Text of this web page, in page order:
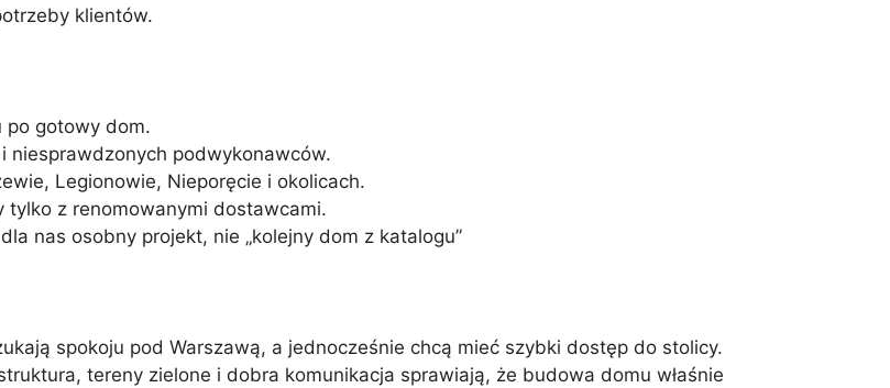
klientów.
po gotowy dom.
niesprawdzonych podwykonawców.
Legionowie, Nieporęcie i okolicach.
tylko z renomowanymi dostawcami.
nas osobny projekt, nie „kolejny dom z katalogu”
spokoju pod Warszawą, a jednocześnie chcą mieć szybki dostęp do stolicy.
tereny zielone i dobra komunikacja sprawiają, że budowa domu właśnie